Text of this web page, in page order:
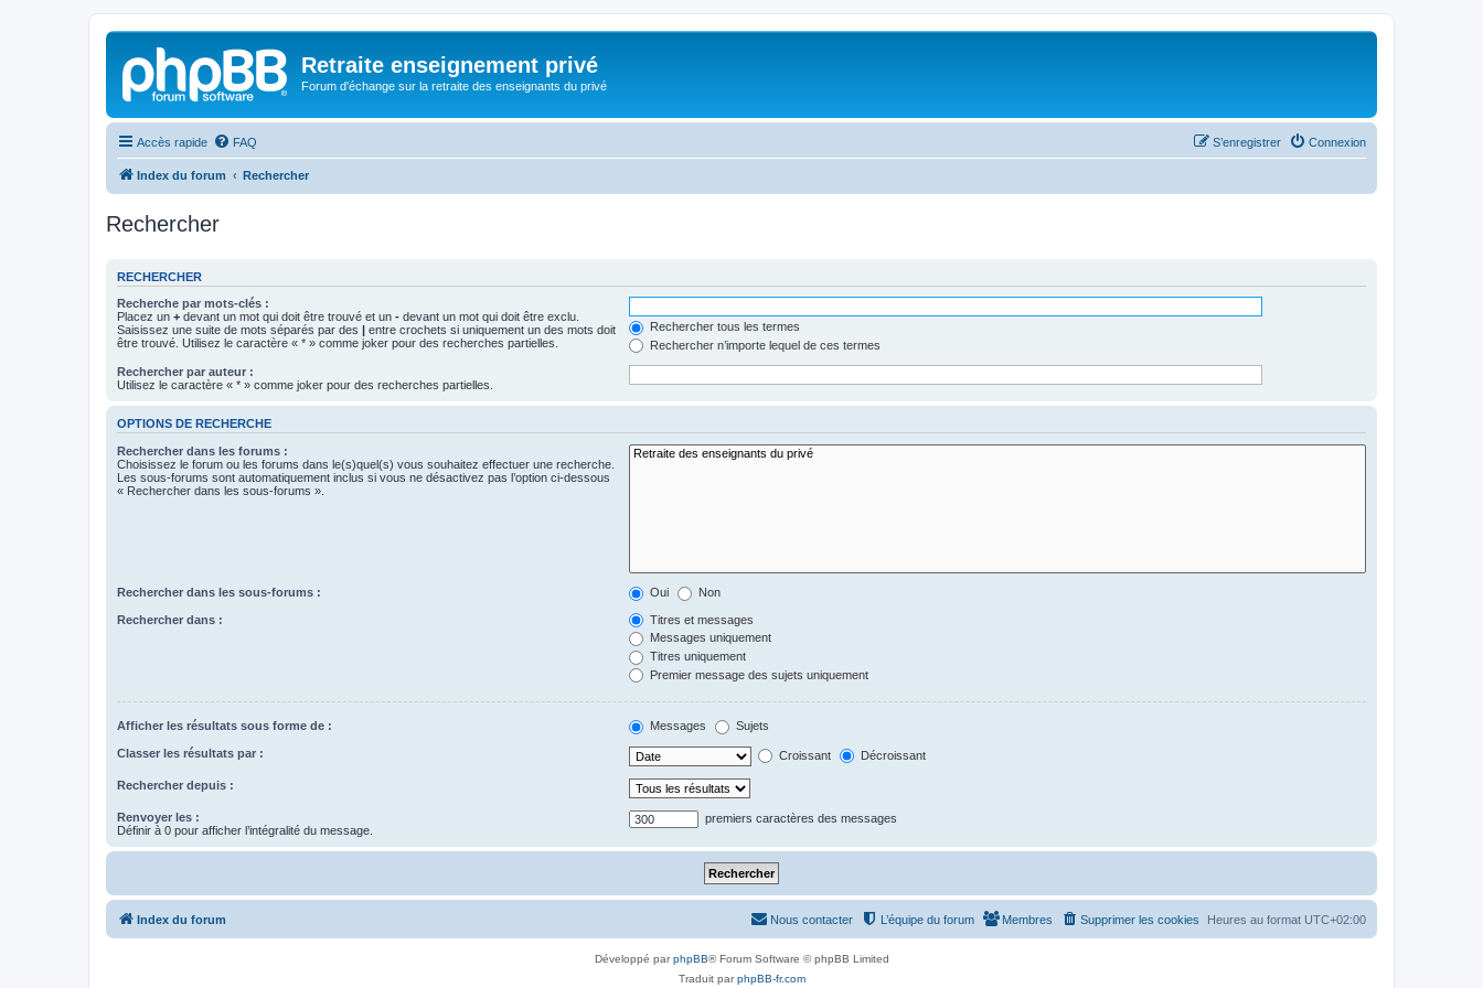
Retraite enseignement privé
Forum d'échange sur la retraite des enseignants du privé
Accès rapide FAQ Connexion
S’enregistrer
Index du forum Rechercher
Rechercher
RECHERCHER
Recherche par mots-clés :
Placez un + devant un mot qui doit être trouvé et un - devant un mot qui doit être exclu.
Saisissez une suite de mots séparés par des | entre crochets si uniquement un des mots doit
être trouvé. Utilisez le caractère « * » comme joker pour des recherches partielles.
Rechercher tous les termes
Rechercher n’importe lequel de ces termes
Rechercher par auteur :
Utilisez le caractère « * » comme joker pour des recherches partielles.
OPTIONS DE RECHERCHE
Rechercher dans les forums :
Choisissez le forum ou les forums dans le(s)quel(s) vous souhaitez effectuer une recherche.
Les sous-forums sont automatiquement inclus si vous ne désactivez pas l’option ci-dessous
« Rechercher dans les sous-forums ».
Rechercher dans les sous-forums : Oui Non
Rechercher dans :
Titres et messages
Messages uniquement
Titres uniquement
Premier message des sujets uniquement
Afficher les résultats sous forme de : Messages Sujets
Classer les résultats par : Croissant Décroissant
Rechercher depuis :
Renvoyer les :
Définir à 0 pour afficher l’intégralité du message.
premiers caractères des messages
Index du forum Heures au format UTC+02:00
Supprimer les cookies
Membres
L’équipe du forum
Nous contacter
Développé parphpBB® Forum Software © phpBB Limited
Traduit parphpBB-fr.com